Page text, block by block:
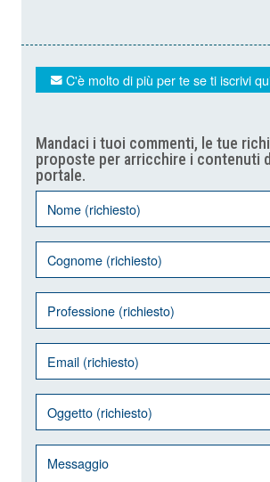
C'è molto di più per te se ti iscrivi
Mandaci i tuoi commenti, le tue
proposte per arricchire i contenuti
portale.